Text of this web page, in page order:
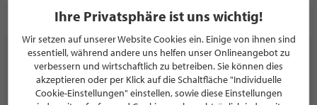
PROFIL
NEWSLETTER
Ihre Privatsphäre ist uns wichtig!
Wir setzen auf unserer Website Cookies ein. Einige von ihnen sind
essentiell, während andere uns helfen unser Onlineangebot zu
verbessern und wirtschaftlich zu betreiben. Sie können dies
akzeptieren oder per Klick auf die Schaltfläche "Individuelle
Cookie-Einstellungen" einstellen, sowie diese Einstellungen